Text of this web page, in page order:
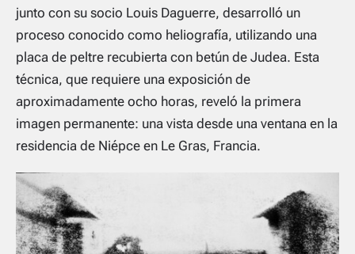
junto con su socio Louis Daguerre, desarrolló un
proceso conocido como heliografía, utilizando una
placa de peltre recubierta con betún de Judea. Esta
técnica, que requiere una exposición de
aproximadamente ocho horas, reveló la primera
imagen permanente: una vista desde una ventana en la
residencia de Niépce en Le Gras, Francia.